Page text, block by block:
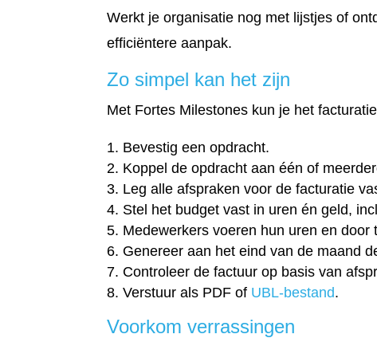
Werkt je organisatie nog met lijstjes of
efficiëntere aanpak.
Zo simpel kan het zijn
Met Fortes Milestones kun je het
Bevestig een opdracht.
Koppel de opdracht aan één of
Leg alle afspraken voor de facturatie
Stel het budget vast in uren én geld,
Medewerkers voeren hun uren en door
Genereer aan het eind van de maand
Controleer de factuur op basis van
Verstuur als PDF of UBL-bestand.
Voorkom verrassingen